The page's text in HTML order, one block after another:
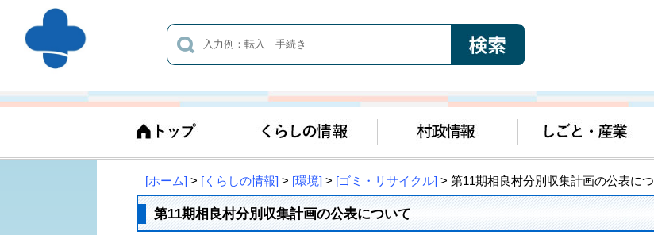
[ホーム] > [くらしの情報] > [環境] > [ゴミ・リサイクル] > 第11期相良村分別収集計画の公表について
第11期相良村分別収集計画の公表について